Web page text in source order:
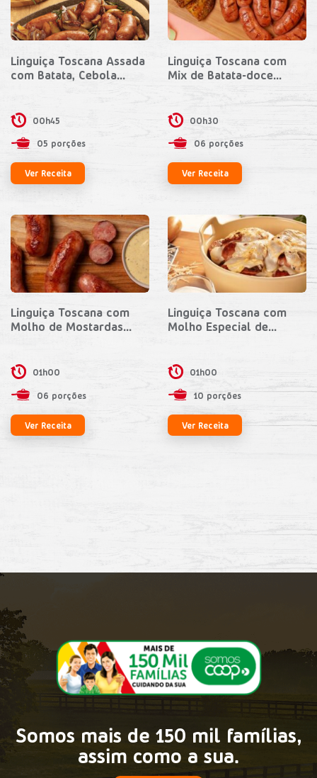
Linguiça Toscana Assada
com Batata, Cebola...
00h45
05 porções
Ver Receita
Linguiça Toscana com
Mix de Batata-doce...
00h30
06 porções
Ver Receita
Linguiça Toscana com
Molho de Mostardas...
01h00
06 porções
Ver Receita
Linguiça Toscana com
Molho Especial de...
01h00
10 porções
Ver Receita
Somos mais de 150 mil famílias,
assim como a sua.